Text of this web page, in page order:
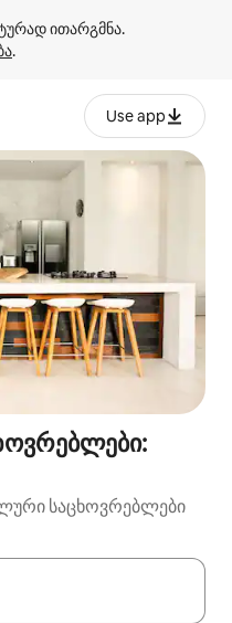
.
Use app
საცხოვრებლები
გახდება, ნავიგაციისთვის